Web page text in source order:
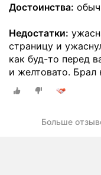
Достоинства:
Недостатки:
страницу и
как буд-то перед
и желтовато. Брал
Больше